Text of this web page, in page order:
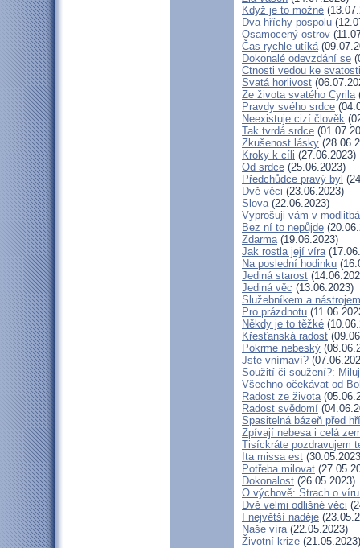
Když je to možné
Dva hříchy pospolu
Osamocený ostrov
Čas rychle utíká
Dokonalé odevzdání se
Ctnosti vedou ke svatosti
Svatá horlivost
Ze života svatého Cyrila
Pravdy svého srdce
Neexistuje cizí člověk
Tak tvrdá srdce
Zkušenost lásky
Kroky k cíli (27.06.2023)
Od srdce (25.06.2023)
Předchůdce pravý byl
Dvě věci (23.06.2023)
Slova(22.06.2023)
Vyprošuji vám v
Bez ní to nepůjde
Zdarma(19.06.2023)
Jak rostla její víra
Na poslední hodinku
Jediná starost
Jediná věc (13.06.2023)
Služebníkem a nástrojem
Pro prázdnotu
Někdy je to těžké
Křesťanská radost
Pokrme nebeský
Jste vnímaví?
Soužití či soužení?:
Všechno očekávat od
Radost ze života
Radost svědomí
Spasitelná bázeň před
Zpívají nebesa i celá
Tisíckráte pozdravujem
Ita missa est
Potřeba milovat
Dokonalost (26.05.2023)
O výchově: Strach o
Dvě velmi odlišné věci
I největší naděje
Naše víra(22.05.2023)
Životní krize (21.05.2023)